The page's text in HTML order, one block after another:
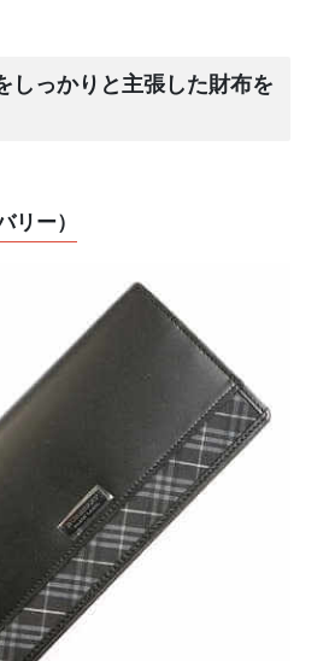
しっかりと主張した財布を
リー）